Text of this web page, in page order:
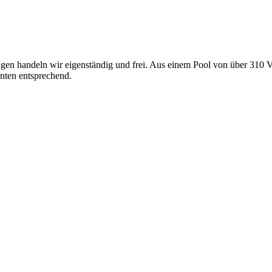
handeln wir eigenständig und frei. Aus einem Pool von über 310
entsprechend.